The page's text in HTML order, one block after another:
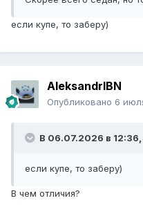
если купе, то заберу)
AleksandrIBN
Опубликовано 6
В 06.07.2026 в 12:36,
если купе, то заберу)
В чем отличия?